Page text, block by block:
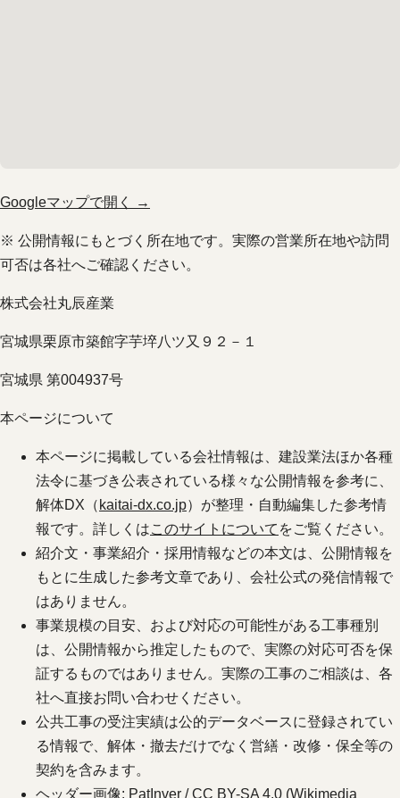
Googleマップで開く →
※ 公開情報にもとづく所在地です。実際の営業所在地や訪問
可否は各社へご確認ください。
株式会社丸辰産業
宮城県栗原市築館字芋埣八ツ又９２－１
宮城県 第004937号
本ページについて
本ページに掲載している会社情報は、建設業法ほか各種
法令に基づき公表されている様々な公開情報を参考に、
解体DX（ kaitai-dx.co.jp）が整理・自動編集した参考情
報です。詳しくはこのサイトについて をご覧ください。
紹介文・事業紹介・採用情報などの本文は、公開情報を
もとに生成した参考文章であり、会社公式の発信情報で
はありません。
事業規模の目安、および対応の可能性がある工事種別
は、公開情報から推定したもので、実際の対応可否を保
証するものではありません。実際の工事のご相談は、各
社へ直接お問い合わせください。
公共工事の受注実績は公的データベースに登録されてい
る情報で、解体・撤去だけでなく営繕・改修・保全等の
契約を含みます。
ヘッダー画像: PatInver / CC BY-SA 4.0 (Wikimedia